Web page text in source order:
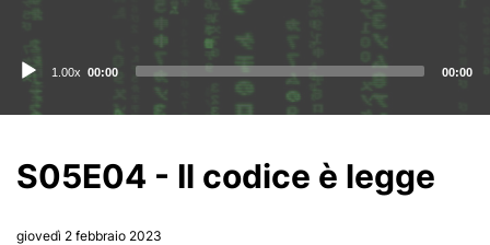
Audio
Player
1.00x 00:00 00:00
S05E04 - Il codice è legge
giovedì 2 febbraio 2023